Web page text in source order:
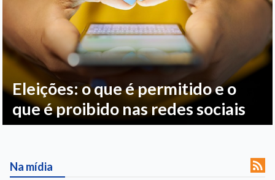
Eleições: o que é permitido e o
que é proibido nas redes sociais
Na mídia 